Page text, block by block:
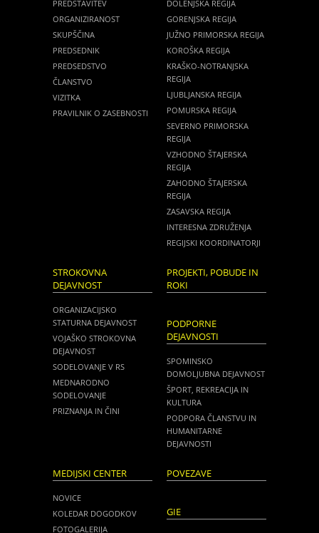
PREDSTAVITEV
ORGANIZIRANOST
SKUPŠČINA
PREDSEDNIK
PREDSEDSTVO
ČLANSTVO
VIZITKA
PRAVILNIK O ZASEBNOSTI
DOLENJSKA REGIJA
GORENJSKA REGIJA
JUŽNO PRIMORSKA REGIJA
KOROŠKA REGIJA
KRAŠKO-NOTRANJSKA
REGIJA
LJUBLJANSKA REGIJA
POMURSKA REGIJA
SEVERNO PRIMORSKA
REGIJA
VZHODNO ŠTAJERSKA
REGIJA
ZAHODNO ŠTAJERSKA
REGIJA
ZASAVSKA REGIJA
INTERESNA ZDRUŽENJA
REGIJSKI KOORDINATORJI
STROKOVNA
DEJAVNOST
ORGANIZACIJSKO
STATURNA DEJAVNOST
VOJAŠKO STROKOVNA
DEJAVNOST
SODELOVANJE V RS
MEDNARODNO
SODELOVANJE
PRIZNANJA IN ČINI
PROJEKTI, POBUDE IN
ROKI
PODPORNE
DEJAVNOSTI
SPOMINSKO
DOMOLJUBNA DEJAVNOST
ŠPORT, REKREACIJA IN
KULTURA
PODPORA ČLANSTVU IN
HUMANITARNE
DEJAVNOSTI
MEDIJSKI CENTER
NOVICE
KOLEDAR DOGODKOV
FOTOGALERIJA
POVEZAVE
GIE